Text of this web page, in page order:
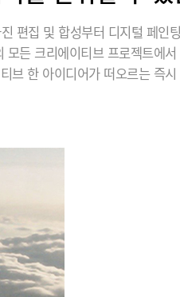
편집 및 합성부터 디지털 페인
모든 크리에이티브 프로젝트에
브 한 아이디어가 떠오르는 즉